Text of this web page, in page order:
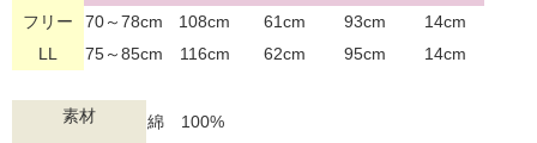
フリー
70～78cm 108cm 61cm 93cm
14cm
LL
75～85cm 116cm 62cm 95cm 14cm
素材 綿 100%